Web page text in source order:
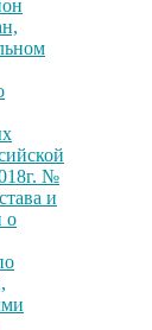
№
и
о